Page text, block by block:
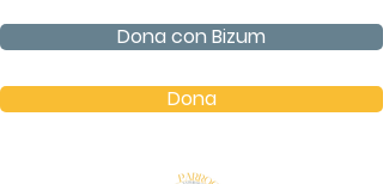
Dona con Bizum
Dona